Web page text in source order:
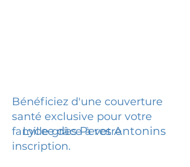
Bénéficiez d'une couverture
santé exclusive pour votre
famille grâce à votre
inscription.
Lycee des Peres Antonins